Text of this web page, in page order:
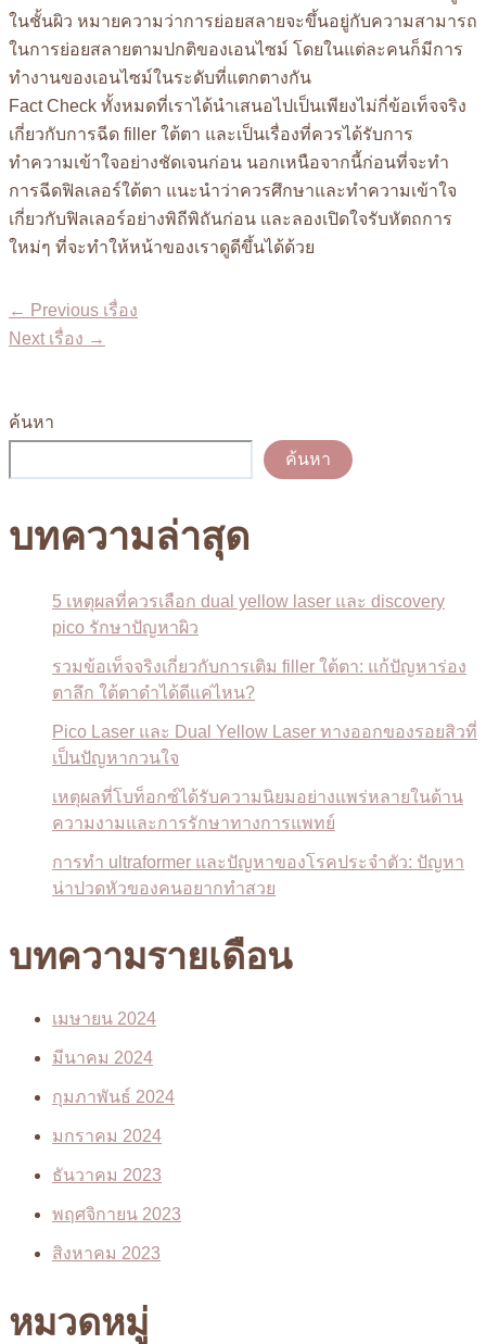
ในชั้นผิว หมายความว่าการย่อยสลายจะขึ้นอยู่กับความสามารถ
ในการย่อยสลายตามปกติของเอนไซม์ โดยในแต่ละคนก็มีการ
ทำงานของเอนไซม์ในระดับที่แตกตางกัน
Fact Check ทั้งหมดที่เราได้นำเสนอไปเป็นเพียงไม่กี่ข้อเท็จจริง
เกี่ยวกับการฉีด filler ใต้ตา และเป็นเรื่องที่ควรได้รับการ
ทำความเข้าใจอย่างชัดเจนก่อน นอกเหนือจากนี้ก่อนที่จะทำ
การฉีดฟิลเลอร์ใต้ตา แนะนำว่าควรศึกษาและทำความเข้าใจ
เกี่ยวกับฟิลเลอร์อย่างพิถีพิถันก่อน และลองเปิดใจรับหัตถการ
ใหม่ๆ ที่จะทำให้หน้าของเราดูดีขึ้นได้ด้วย
Post
navigation
← Previous เรื่อง
Next เรื่อง →
ค้นหา
ค้นหา
บทความล่าสุด
5 เหตุผลที่ควรเลือก dual yellow laser และ discovery
pico รักษาปัญหาผิว
รวมข้อเท็จจริงเกี่ยวกับการเติม filler ใต้ตา: แก้ปัญหาร่อง
ตาลึก ใต้ตาดำได้ดีแค่ไหน?
Pico Laser และ Dual Yellow Laser ทางออกของรอยสิวที่
เป็นปัญหากวนใจ
เหตุผลที่โบท็อกซ์ได้รับความนิยมอย่างแพร่หลายในด้าน
ความงามและการรักษาทางการแพทย์
การทำ ultraformer และปัญหาของโรคประจำตัว: ปัญหา
น่าปวดหัวของคนอยากทำสวย
บทความรายเดือน
เมษายน 2024
มีนาคม 2024
กุมภาพันธ์ 2024
มกราคม 2024
ธันวาคม 2023
พฤศจิกายน 2023
สิงหาคม 2023
หมวดหมู่